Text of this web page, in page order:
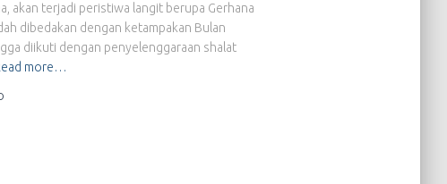
akan terjadi peristiwa langit berupa Gerhana
dibedakan dengan ketampakan Bulan
diikuti dengan penyelenggaraan shalat
more…